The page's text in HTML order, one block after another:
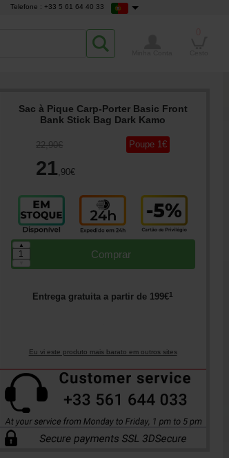
Telefone : +33 5 61 64 40 33
Sac à Pique Carp-Porter Basic Front
Bank Stick Bag Dark Kamo
22,90€
21,90€
Poupe 1€
Comprar
▲
Entrega gratuita a partir de 199€1
Eu vi este produto mais barato em outros sites